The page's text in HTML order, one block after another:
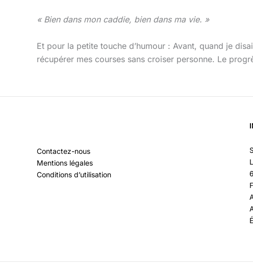
« Bien dans mon caddie, bien dans ma vie. »
Et pour la petite touche d’humour : Avant, quand je
récupérer mes courses sans croiser personne. Le
Contactez-nous
Mentions légales
Conditions d’utilisation